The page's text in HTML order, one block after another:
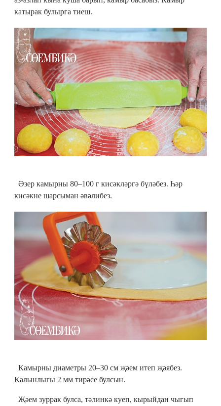
катырак булырга тиеш.
Әзер камырны 80–100 г кисәкләргә бүләбез. Һәр
кисәкне шарсыман әвәлибез.
Камырны диаметры 20–30 см җәем итеп җәябез.
Калынлыгы 2 мм тирәсе булсын.
Җәем зуррак булса, тәлинкә куеп, кырыйдан чыгып